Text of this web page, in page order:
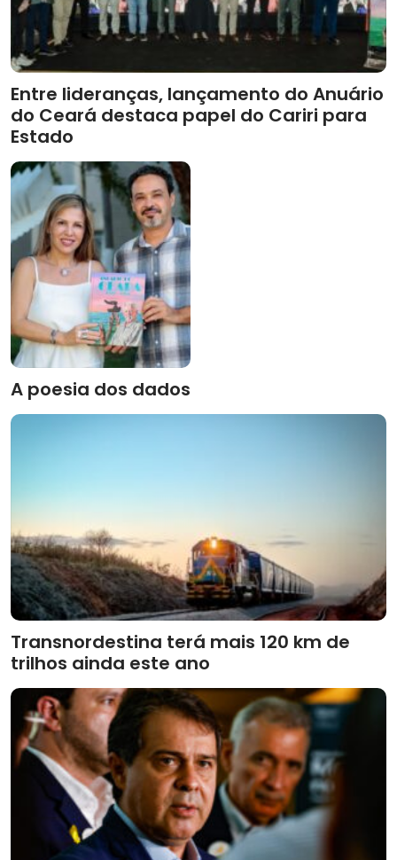
Entre lideranças, lançamento do Anuário
do Ceará destaca papel do Cariri para
Estado
A poesia dos dados
Transnordestina terá mais 120 km de
trilhos ainda este ano